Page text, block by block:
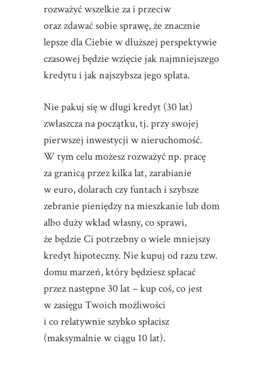
rozważyć wszelkie za i przeciw
oraz zdawać sobie sprawę, że znacznie
lepsze dla Ciebie w dłuższej perspektywie
czasowej będzie wzięcie jak najmniejszego
kredytu i jak najszybsza jego spłata.
Nie pakuj się w długi kredyt (30 lat)
zwłaszcza na początku, tj. przy swojej
pierwszej inwestycji w nieruchomość.
W tym celu możesz rozważyć np. pracę
za granicą przez kilka lat, zarabianie
w euro, dolarach czy funtach i szybsze
zebranie pieniędzy na mieszkanie lub dom
albo duży wkład własny, co sprawi,
że będzie Ci potrzebny o wiele mniejszy
kredyt hipoteczny. Nie kupuj od razu tzw.
domu marzeń, który będziesz spłacać
przez następne 30 lat – kup coś, co jest
w zasięgu Twoich możliwości
i co relatywnie szybko spłacisz
(maksymalnie w ciągu 10 lat).